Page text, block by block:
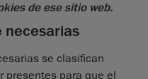
de ese sitio web.
necesarias
se clasifican
presentes para que el